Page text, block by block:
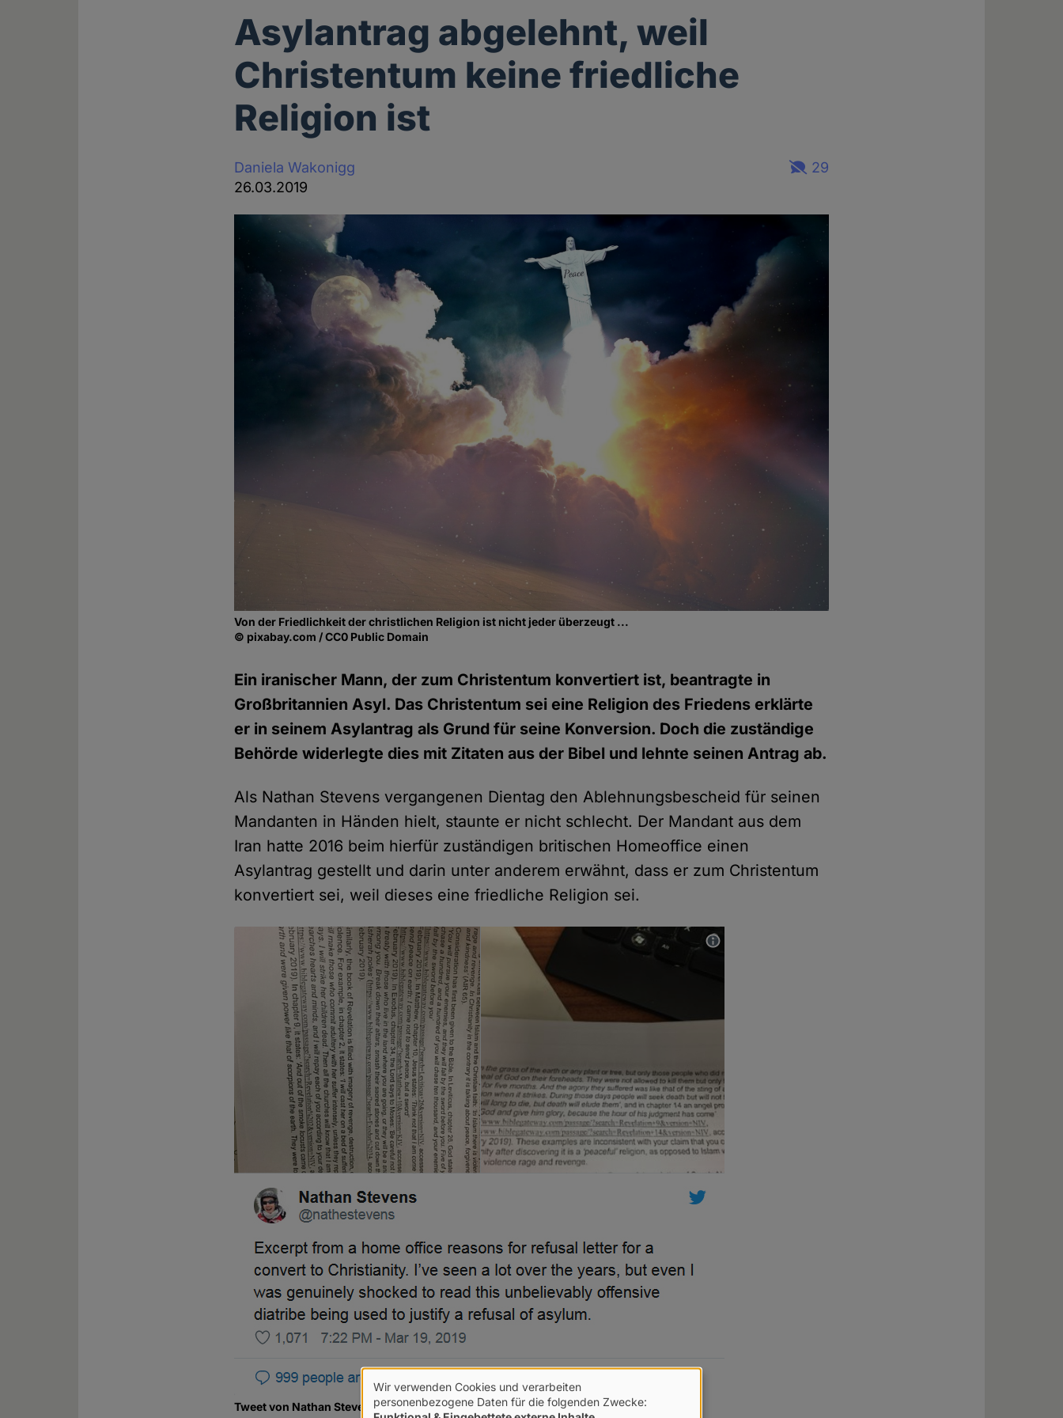
Asylantrag abgelehnt, weil
Christentum keine friedliche
Religion ist
Daniela Wakonigg
26.03.2019
29
Von der Friedlichkeit der christlichen Religion ist nicht jeder überzeugt ...
© pixabay.com / CC0 Public Domain
Ein iranischer Mann, der zum Christentum konvertiert ist, beantragte in
Großbritannien Asyl. Das Christentum sei eine Religion des Friedens erklärte
er in seinem Asylantrag als Grund für seine Konversion. Doch die zuständige
Behörde widerlegte dies mit Zitaten aus der Bibel und lehnte seinen Antrag ab.
Als Nathan Stevens vergangenen Dientag den Ablehnungsbescheid für seinen
Mandanten in Händen hielt, staunte er nicht schlecht. Der Mandant aus dem
Iran hatte 2016 beim hierfür zuständigen britischen Homeoffice einen
Asylantrag gestellt und darin unter anderem erwähnt, dass er zum Christentum
konvertiert sei, weil dieses eine friedliche Religion sei.
Tweet von Nathan Stevens, der den Fall öffentlich machte.
Verwendung
Wir verwenden Cookies und verarbeiten
personenbezogene Daten für die folgenden Zwecke: